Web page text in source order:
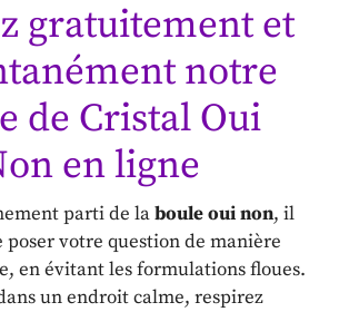
gratuitement et
notre
de Cristal Oui
en ligne
parti de laboule oui non, il
poser votre question de manière
en évitant les formulations floues.
un endroit calme, respirez